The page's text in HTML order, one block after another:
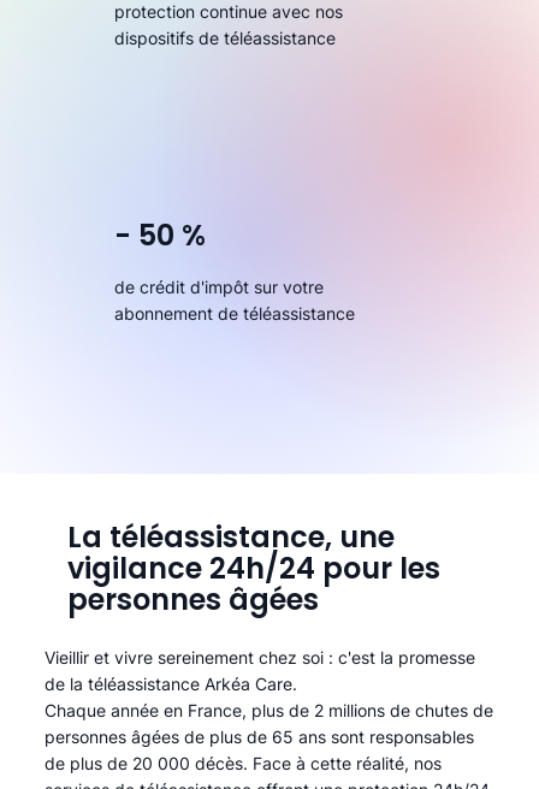
protection continue avec nos
dispositifs de téléassistance
- 50 %
de crédit d'impôt sur votre
abonnement de téléassistance
La téléassistance, une
vigilance 24h/24 pour les
personnes âgées
Vieillir et vivre sereinement chez soi : c'est la promesse
de la téléassistance Arkéa Care.
Chaque année en France, plus de 2 millions de chutes de
personnes âgées de plus de 65 ans sont responsables
de plus de 20 000 décès. Face à cette réalité, nos